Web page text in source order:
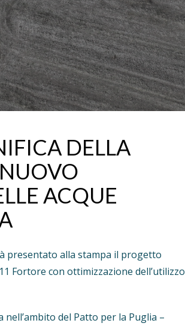
DELLA
ACQUE
presentato alla stampa il progetto
Fortore con ottimizzazione dell’utilizzo
del Patto per la Puglia –